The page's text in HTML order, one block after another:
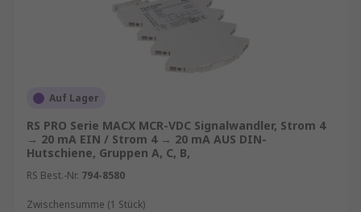
Auf Lager
RS PRO Serie MACX MCR-VDC Signalwandler, Strom 4
→ 20 mA EIN / Strom 4 → 20 mA AUS DIN-
Hutschiene, Gruppen A, C, B,
RS Best.-Nr. 794-8580
Zwischensumme (1 Stück)